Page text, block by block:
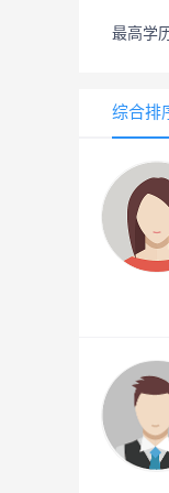
最高学
综合排